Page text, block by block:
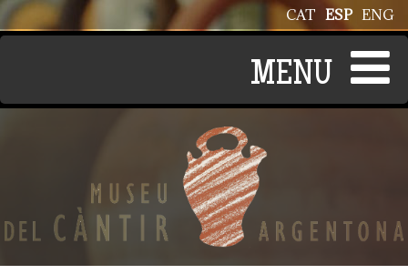
Pasar al contenido principal ENG
ESP
CAT